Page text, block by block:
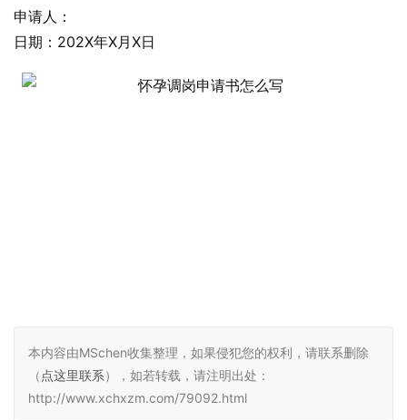
申请人：
日期：202X年X月X日
本内容由MSchen收集整理，如果侵犯您的权利，请联系删除
（ 点这里联系），如若转载，请注明出处：
http://www.xchxzm.com/79092.html